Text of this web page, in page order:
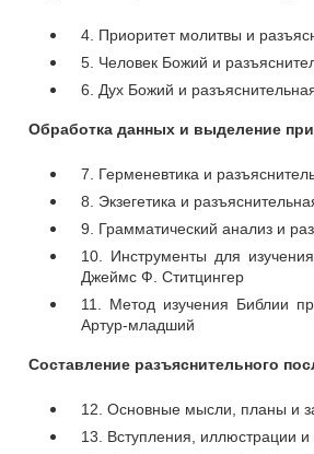
4. Приоритет молитвы и
5. Человек Божий и
6. Дух Божий и
Обработка данных и выделение
7. Герменевтика и
8. Экзегетика и
9. Грамматический анализ и
10. Инструменты для
Джеймс Ф. Ститцингер
11. Метод изучения Библии
Артур-младший
Составление разъяснительного
12. Основные мысли, планы и
13. Вступления, иллюстрации